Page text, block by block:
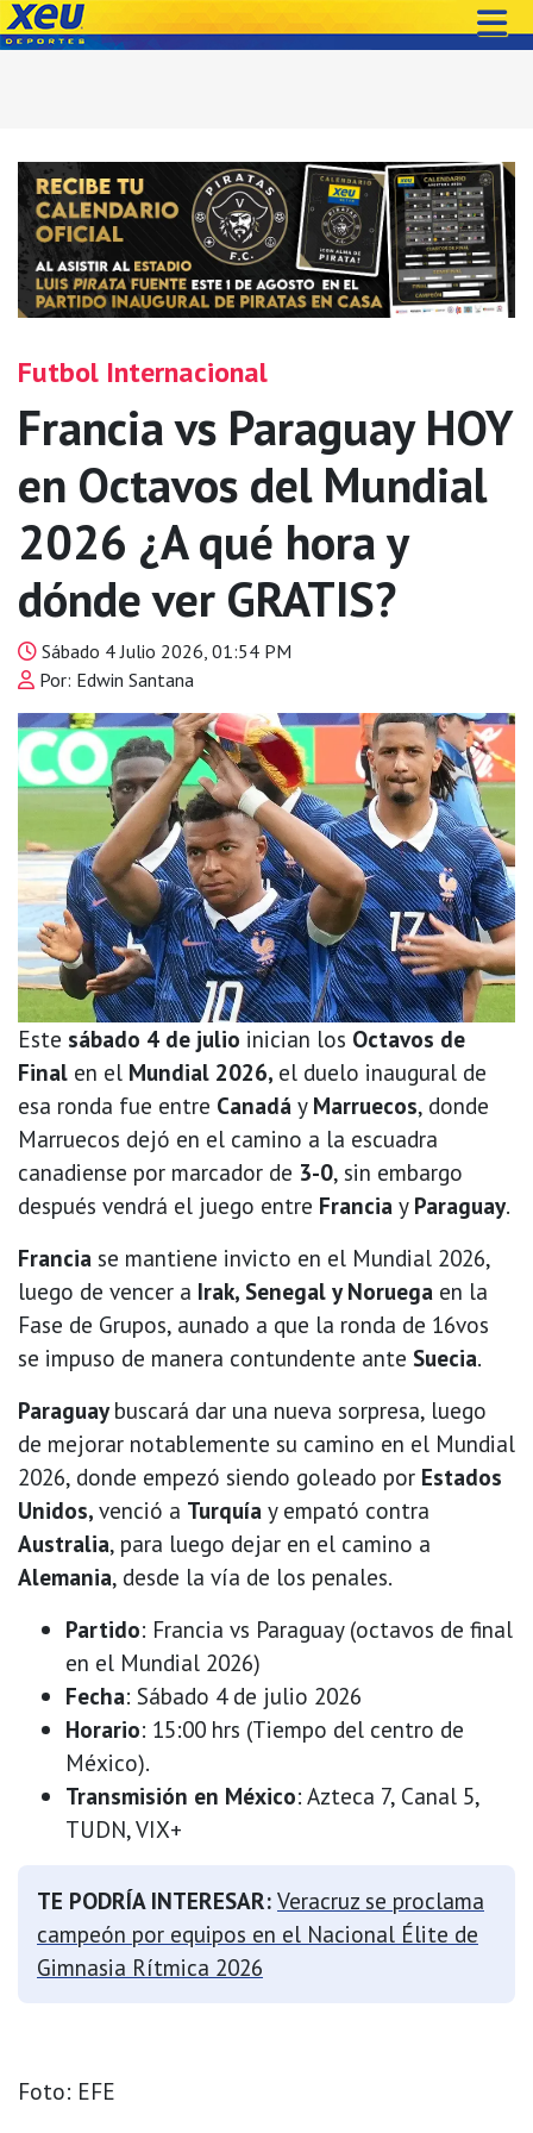
Futbol Internacional
Francia vs Paraguay HOY
en Octavos del Mundial
2026 ¿A qué hora y
dónde ver GRATIS?
Sábado 4 Julio 2026, 01:54 PM
Por: Edwin Santana
Este sábado 4 de julio inician los Octavos de
Final en el Mundial 2026, el duelo inaugural de
esa ronda fue entre Canadá y Marruecos, donde
Marruecos dejó en el camino a la escuadra
canadiense por marcador de 3-0, sin embargo
después vendrá el juego entre Francia y Paraguay.
Francia se mantiene invicto en el Mundial 2026,
luego de vencer a Irak, Senegal y Noruega en la
Fase de Grupos, aunado a que la ronda de 16vos
se impuso de manera contundente ante Suecia.
Paraguaybuscará dar una nueva sorpresa, luego
de mejorar notablemente su camino en el Mundial
2026, donde empezó siendo goleado por Estados
Unidos, venció a Turquía y empató contra
Australia, para luego dejar en el camino a
Alemania, desde la vía de los penales.
Partido: Francia vs Paraguay (octavos de final
en el Mundial 2026)
Fecha: Sábado 4 de julio 2026
Horario: 15:00 hrs (Tiempo del centro de
México).
Transmisión en México: Azteca 7, Canal 5,
TUDN, VIX+
TE PODRÍA INTERESAR: Veracruz se proclama
campeón por equipos en el Nacional Élite de
Gimnasia Rítmica 2026
Foto: EFE